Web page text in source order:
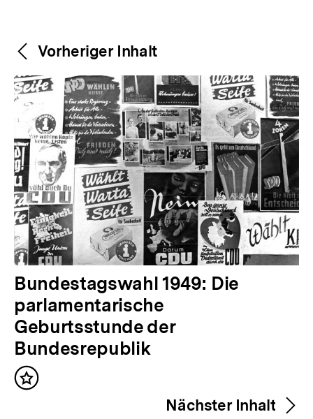
Weitere
Inhalte
Content-
Navigation
Vorheriger Inhalt
V
o
r
h
e
r
Bundestagswahl 1949: Die
parlamentarische
Geburtsstunde der
Bundesrepublik
Inhalt
Nächster Inhalt